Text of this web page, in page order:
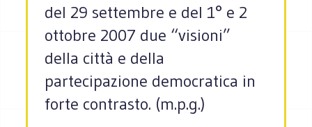
del 29 settembre e del 1° e 2
ottobre 2007 due “visioni”
della città e della
partecipazione democratica in
forte contrasto. (m.p.g.)